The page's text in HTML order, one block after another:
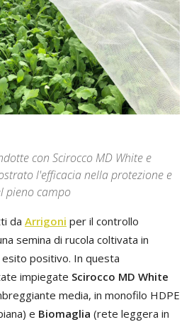
con Scirocco MD White e
l'efficacia nella protezione e
pieno campo
da Arrigoni per il controllo
semina di rucola coltivata in
positivo. In questa
impiegate Scirocco MD White
media, in monofilo HDPE
e Biomaglia (rete leggera in